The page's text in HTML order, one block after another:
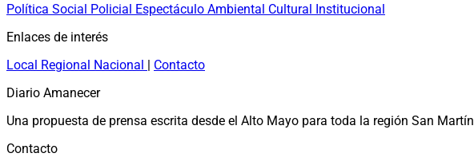
Política Social Policial Espectáculo Ambiental Cultural Institucional
Enlaces de interés
Local Regional Nacional | Contacto
Diario Amanecer
Una propuesta de prensa escrita desde el Alto Mayo para toda la región San Martín
Contacto